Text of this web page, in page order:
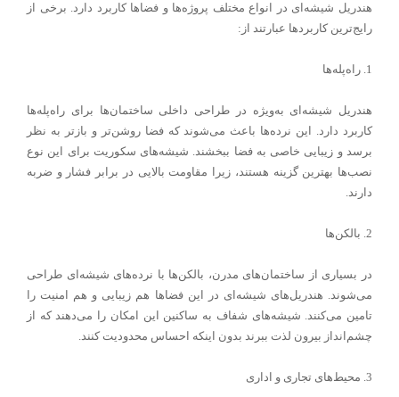
هندریل شیشه‌ای در انواع مختلف پروژه‌ها و فضاها کاربرد دارد. برخی از
رایج‌ترین کاربردها عبارتند از:
1. راه‌پله‌ها
هندریل شیشه‌ای به‌ویژه در طراحی داخلی ساختمان‌ها برای راه‌پله‌ها
کاربرد دارد. این نرده‌ها باعث می‌شوند که فضا روشن‌تر و بازتر به نظر
برسد و زیبایی خاصی به فضا ببخشند. شیشه‌های سکوریت برای این نوع
نصب‌ها بهترین گزینه هستند، زیرا مقاومت بالایی در برابر فشار و ضربه
دارند.
2. بالکن‌ها
در بسیاری از ساختمان‌های مدرن، بالکن‌ها با نرده‌های شیشه‌ای طراحی
می‌شوند. هندریل‌های شیشه‌ای در این فضاها هم زیبایی و هم امنیت را
تامین می‌کنند. شیشه‌های شفاف به ساکنین این امکان را می‌دهند که از
چشم‌انداز بیرون لذت ببرند بدون اینکه احساس محدودیت کنند.
3. محیط‌های تجاری و اداری